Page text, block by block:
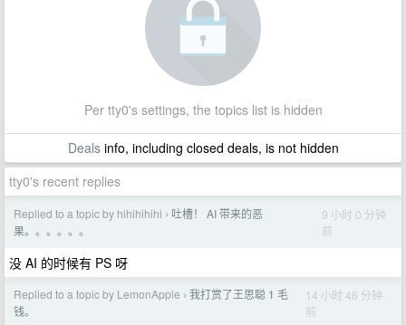
Per tty0's settings, the topics list is hidden
Dealsinfo, including closed deals, is not hidden
tty0's recent replies
Replied to a topic by hihihihihi › 吐槽！ AI 带来的恶
果。。。。。。
9 小时 0 分钟
前
没 AI 的时候有 PS 呀
Replied to a topic by LemonApple › 我打赏了王思聪 1 毛
钱。
14 小时 46 分钟
前